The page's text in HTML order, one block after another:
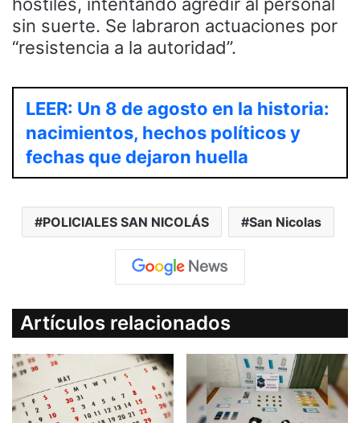
hostiles, intentando agredir al personal
sin suerte. Se labraron actuaciones por
“resistencia a la autoridad”.
LEER: Un 8 de agosto en la historia:
nacimientos, hechos políticos y
fechas que dejaron huella
POLICIALES SAN NICOLÁS San Nicolas
Artículos relacionados